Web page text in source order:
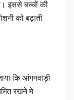
इससे बच्चों की
को बढ़ाती
कि आंगनवाड़ी
रखने मे